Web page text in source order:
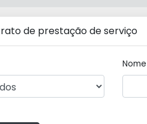
de prestação de serviço
Nome